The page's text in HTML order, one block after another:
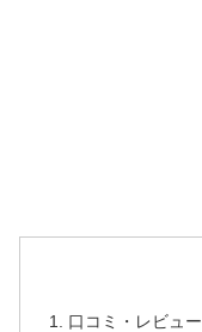
口コミ・レビュー